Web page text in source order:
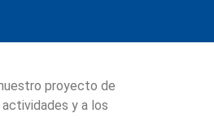
proyecto de
y a los